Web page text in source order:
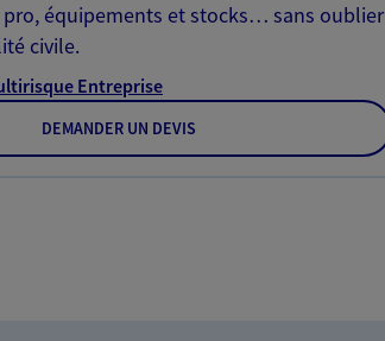
équipements et stocks… sans oublier
civile.
Entreprise
DEMANDER UN DEVIS